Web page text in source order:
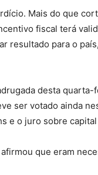
Mais do que
fiscal terá
resultado para o
desta
ser votado ainda
e o juro sobre
que eram